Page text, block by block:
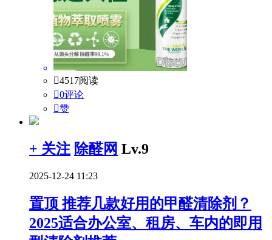
4517阅读
0评论
赞
+ 关注 除醛网 Lv.9
2025-12-24 11:23
置顶 推荐几款好用的甲醛清除剂？
2025适合办公室、租房、车内的即用